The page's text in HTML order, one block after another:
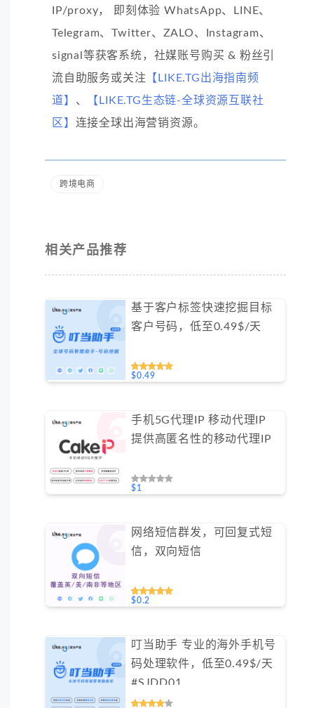
IP/proxy， 即刻体验 WhatsApp、LINE、
Telegram、Twitter、ZALO、Instagram、
signal等获客系统，社媒账号购买 & 粉丝引
流自助服务或关注 【LIKE.TG出海指南频
道】 、
【LIKE.TG生态链-全球资源互联社
区】 连接全球出海营销资源。
跨境电商
相关产品推荐
基于客户标签快速挖掘目标
客户号码，低至0.49$/天
$0.49
手机5G代理IP 移动代理IP
提供高匿名性的移动代理IP
$1
网络短信群发，可回复式短
信，双向短信
$0.2
叮当助手 专业的海外手机号
码处理软件，低至0.49$/天
#SJDD01